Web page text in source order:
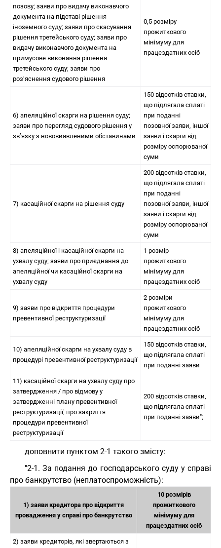
позову; заяви про видачу виконавчого
документа на підставі рішення
іноземного суду; заяви про скасування
рішення третейського суду; заяви про
видачу виконавчого документа на
примусове виконання рішення
третейського суду; заяви про
роз’яснення судового рішення
0,5 розміру
прожиткового
мінімуму для
працездатних осіб
6) апеляційної скарги на рішення суду;
заяви про перегляд судового рішення у
зв’язку з нововиявленими обставинами
150 відсотків ставки,
що підлягала сплаті
при поданні
позовної заяви, іншої
заяви і скарги від
розміру оспорюваної
суми
7) касаційної скарги на рішення суду
200 відсотків ставки,
що підлягала сплаті
при поданні
позовної заяви, іншої
заяви і скарги від
розміру оспорюваної
суми
8) апеляційної і касаційної скарги на
ухвалу суду; заяви про приєднання до
апеляційної чи касаційної скарги на
ухвалу суду
1 розмір
прожиткового
мінімуму для
працездатних осіб
9) заяви про відкриття процедури
превентивної реструктуризації
2 розміри
прожиткового
мінімуму для
працездатних осіб
10) апеляційної скарги на ухвалу суду в
процедурі превентивної реструктуризації
150 відсотків ставки,
що підлягала сплаті
при поданні заяви
11) касаційної скарги на ухвалу суду про
затвердження / про відмову у
затвердженні плану превентивної
реструктуризації; про закриття
процедури превентивної
реструктуризації
200 відсотків ставки,
що підлягала сплаті
при поданні заяви";
доповнити пунктом 2-1 такого змісту:
"2-1. За подання до господарського суду у справі
про банкрутство (неплатоспроможність):
1) заяви кредитора про відкриття
провадження у справі про банкрутство
10 розмірів
прожиткового
мінімуму для
працездатних осіб
2) заяви кредиторів, які звертаються з